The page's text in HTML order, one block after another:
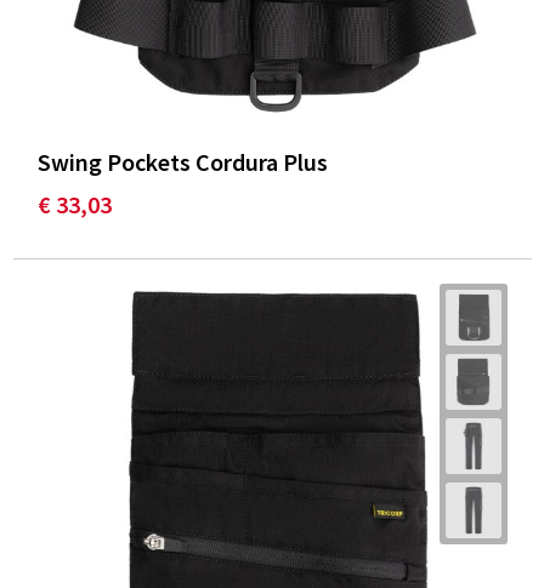
Swing Pockets Cordura Plus
€ 33,03